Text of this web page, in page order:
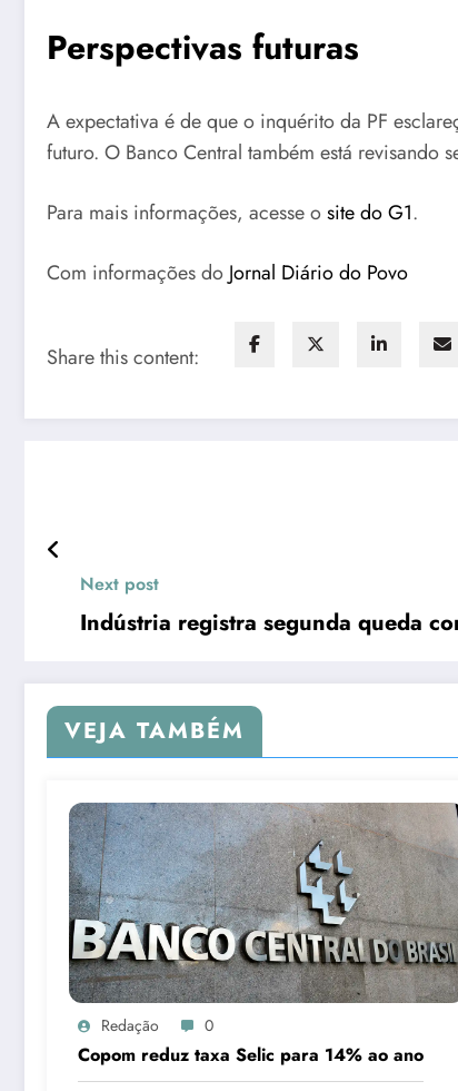
Perspectivas futuras
A expectativa é de que o inquérito da PF
futuro. O Banco Central também está
Para mais informações, acesse osite do G1.
Com informações do Jornal Diário do Povo
Share this content:
Next post
Indústria registra segunda queda
VEJA TAMBÉM
Redação 0
Copom reduz taxa Selic para 14% ao ano